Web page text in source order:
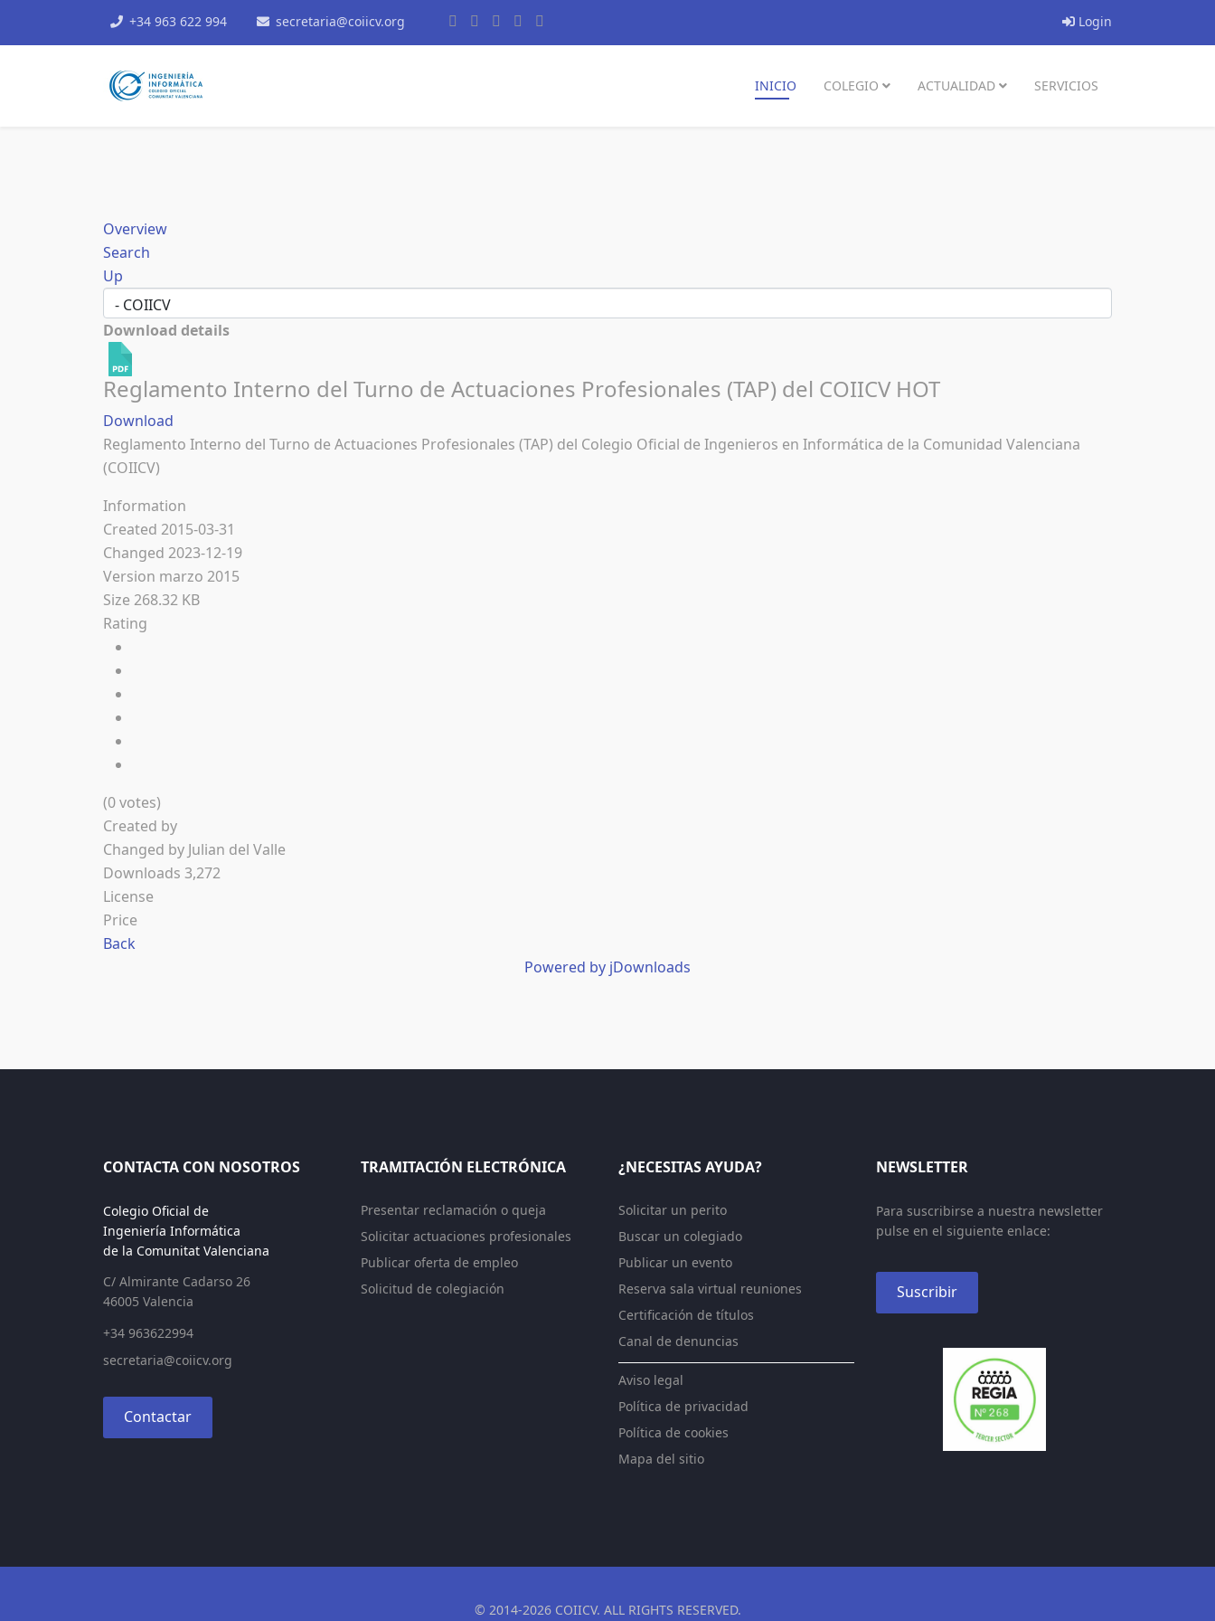
+34 963 622 994 secretaria@coiicv.org Login
INICIO COLEGIO ACTUALIDAD SERVICIOS
Overview
Search
Up
Download details
Reglamento Interno del Turno de Actuaciones Profesionales (TAP) del COIICV HOT
Download
Reglamento Interno del Turno de Actuaciones Profesionales (TAP) del Colegio Oficial de Ingenieros en Informática de la Comunidad Valenciana
(COIICV)
Information
Created 2015-03-31
Changed 2023-12-19
Version marzo 2015
Size 268.32 KB
Rating
(0 votes)
Created by
Changed by Julian del Valle
Downloads 3,272
License
Price
Back
Powered by jDownloads
CONTACTA CON NOSOTROS
Colegio Oficial de
Ingeniería Informática
de la Comunitat Valenciana
C/ Almirante Cadarso 26
46005 Valencia
+34 963622994
secretaria@coiicv.org
Contactar
TRAMITACIÓN ELECTRÓNICA
Presentar reclamación o queja
Solicitar actuaciones profesionales
Publicar oferta de empleo
Solicitud de colegiación
¿NECESITAS AYUDA?
Solicitar un perito
Buscar un colegiado
Publicar un evento
Reserva sala virtual reuniones
Certificación de títulos
Canal de denuncias
Aviso legal
Política de privacidad
Política de cookies
Mapa del sitio
NEWSLETTER
Para suscribirse a nuestra newsletter
pulse en el siguiente enlace:
Suscribir
© 2014-2026 COIICV. ALL RIGHTS RESERVED.